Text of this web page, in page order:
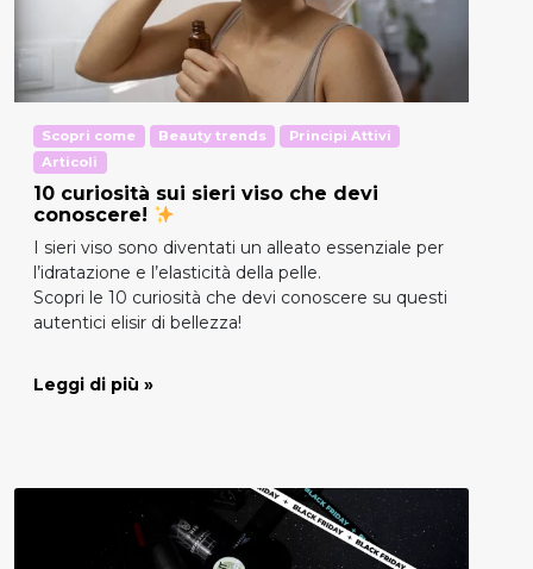
Scopri come Beauty trends
Principi Attivi
Articoli
10 curiosità sui sieri viso che devi
conoscere!
I sieri viso sono diventati un alleato essenziale per
l’idratazione e l’elasticità della pelle.
Scopri le 10 curiosità che devi conoscere su questi
autentici elisir di bellezza!
Leggi di più »